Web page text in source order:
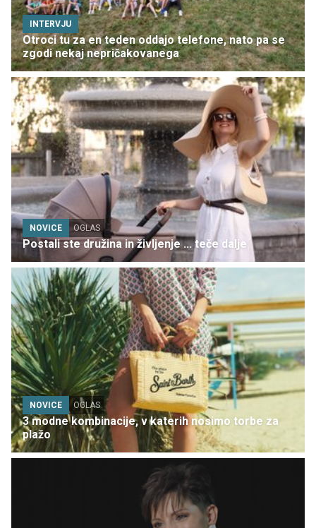
INTERVJU
Otroci tu za en teden oddajo telefone, nato pa se
zgodi nekaj nepričakovanega
NOVICE OGLAS
Postali ste družina in življenje ... teče dalje
NOVICE OGLAS
3 modne kombinacije, v katerih nosimo torbe za
plažo